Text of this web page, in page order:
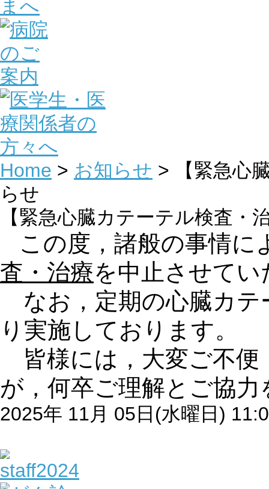
Home > お知らせ > 【緊急心
らせ
【緊急心臓カテーテル検査・
この度，諸般の事情に
査・治療を中止させて
なお，定期の心臓カテ
り実施しております。
皆様には，大変ご不便
が，何卒ご理解とご協
2025年 11月 05日(水曜日)